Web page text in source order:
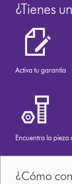
¿Tienes
Activa tu garantía
Encuentra la pieza
¿Cómo